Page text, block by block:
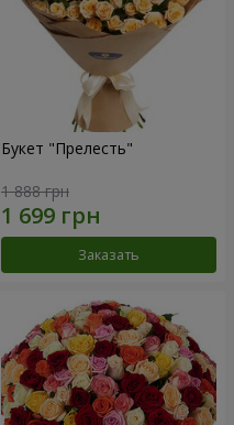
Букет "Прелесть"
1 888 грн
Заказать